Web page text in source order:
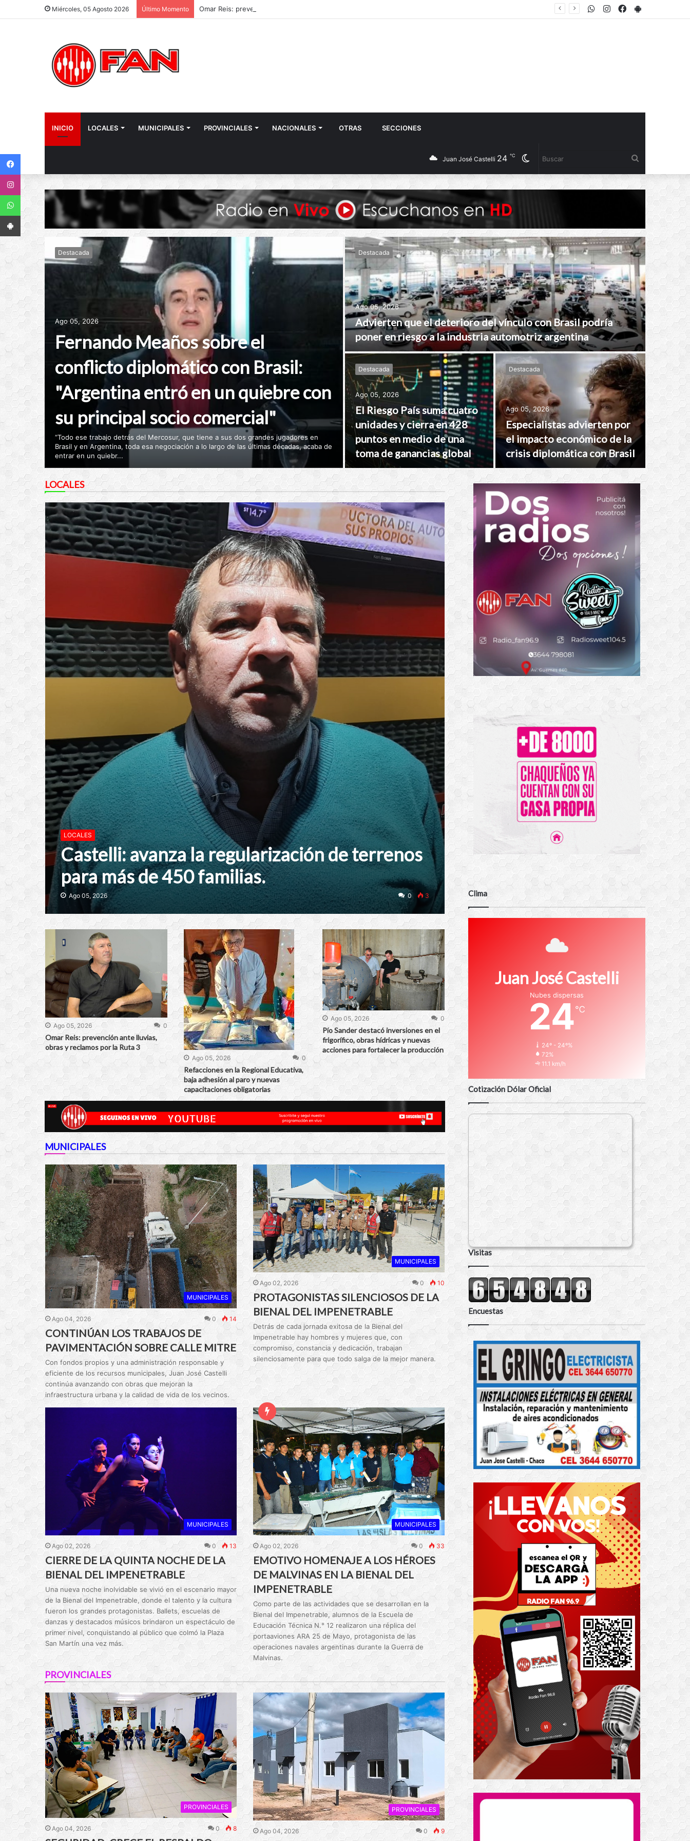
Miércoles, 05 Agosto 2026 Último Momento Omar Reis: prevención ante lluvias, obras y reclamos por la Ruta 3 PlayStore
Facebook
Instagram
WhatsApp
INICIO LOCALES MUNICIPALES PROVINCIALES NACIONALES OTRAS SECCIONES
Cambiar
modo
Juan José Castelli 24 ℃
Destacada
Ago 05, 2026
Fernando Meaños sobre el
conflicto diplomático con Brasil:
"Argentina entró en un quiebre con
su principal socio comercial"
“Todo ese trabajo detrás del Mercosur, que tiene a sus dos grandes jugadores en
Brasil y en Argentina, toda esa negociación a lo largo de las últimas décadas, acaba de
entrar en un quiebr...
Destacada
Ago 05, 2026
Advierten que el deterioro del vínculo con Brasil podría
poner en riesgo a la industria automotriz argentina
Destacada
Ago 05, 2026
El Riesgo País suma cuatro
unidades y cierra en 428
puntos en medio de una
toma de ganancias global
Destacada
Ago 05, 2026
Especialistas advierten por
el impacto económico de la
crisis diplomática con Brasil
LOCALES
LOCALES
Castelli: avanza la regularización de terrenos
para más de 450 familias.
Ago 05, 2026 0 3
Ago 05, 2026 0
Omar Reis: prevención ante lluvias,
obras y reclamos por la Ruta 3
Ago 05, 2026 0
Refacciones en la Regional Educativa,
baja adhesión al paro y nuevas
capacitaciones obligatorias
Ago 05, 2026 0
Pío Sander destacó inversiones en el
frigorífico, obras hídricas y nuevas
acciones para fortalecer la producción
MUNICIPALES
MUNICIPALES
Ago 04, 2026 0 14
CONTINÚAN LOS TRABAJOS DE
PAVIMENTACIÓN SOBRE CALLE MITRE
Con fondos propios y una administración responsable y
eficiente de los recursos municipales, Juan José Castelli
continúa avanzando con obras que mejoran la
infraestructura urbana y la calidad de vida de los vecinos.
MUNICIPALES
Ago 02, 2026 0 10
PROTAGONISTAS SILENCIOSOS DE LA
BIENAL DEL IMPENETRABLE
Detrás de cada jornada exitosa de la Bienal del
Impenetrable hay hombres y mujeres que, con
compromiso, constancia y dedicación, trabajan
silenciosamente para que todo salga de la mejor manera.
MUNICIPALES
Ago 02, 2026 0 13
CIERRE DE LA QUINTA NOCHE DE LA
BIENAL DEL IMPENETRABLE
Una nueva noche inolvidable se vivió en el escenario mayor
de la Bienal del Impenetrable, donde el talento y la cultura
fueron los grandes protagonistas. Ballets, escuelas de
danzas y destacados músicos brindaron un espectáculo de
primer nivel, conquistando al público que colmó la Plaza
San Martín una vez más.
MUNICIPALES
Ago 02, 2026 0 33
EMOTIVO HOMENAJE A LOS HÉROES
DE MALVINAS EN LA BIENAL DEL
IMPENETRABLE
Como parte de las actividades que se desarrollan en la
Bienal del Impenetrable, alumnos de la Escuela de
Educación Técnica N.° 12 realizaron una réplica del
portaaviones ARA 25 de Mayo, protagonista de las
operaciones navales argentinas durante la Guerra de
Malvinas.
PROVINCIALES
PROVINCIALES
Ago 04, 2026 0 8
PROVINCIALES
Ago 04, 2026 0 9
Clima
Juan José Castelli
Nubes dispersas
24℃
24º - 24º%
72%
11.1 km/h
Cotización Dólar Oficial
Visitas
Encuestas
Instagram
WhatsApp
App Android